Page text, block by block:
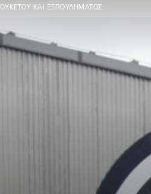
ΚΑΙ ΞΕΠΟΥΛΉΜΑΤΟΣ